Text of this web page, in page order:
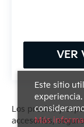
VER
Los precios y
accesorios,
Este sitio
Más